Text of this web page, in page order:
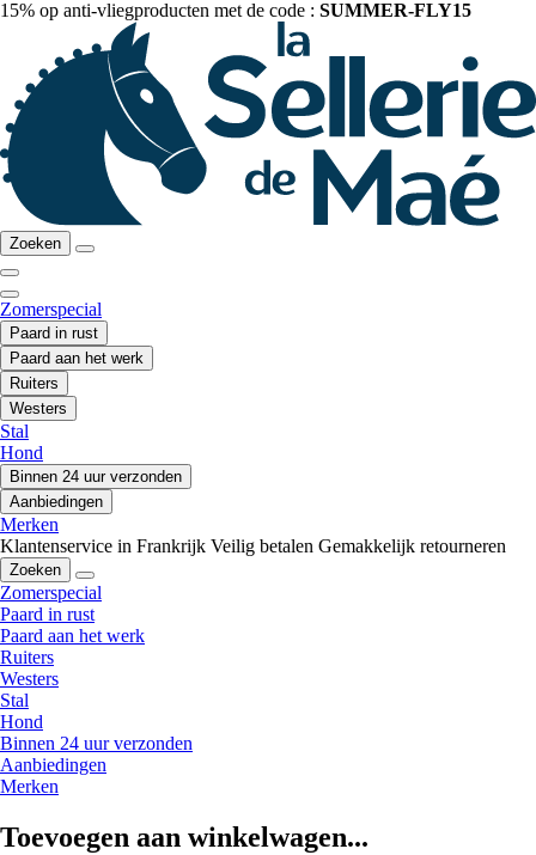
15% op anti-vliegproducten met de code : SUMMER-FLY15
Zoeken
Zomerspecial
Paard in rust
Paard aan het werk
Ruiters
Westers
Stal
Hond
Binnen 24 uur verzonden
Aanbiedingen
Merken
Klantenservice in Frankrijk Veilig betalen Gemakkelijk retourneren
Zoeken
Zomerspecial
Paard in rust
Paard aan het werk
Ruiters
Westers
Stal
Hond
Binnen 24 uur verzonden
Aanbiedingen
Merken
Toevoegen aan winkelwagen...